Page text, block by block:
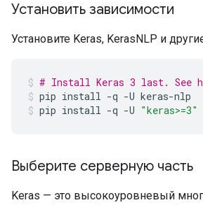
Установить зависимости
Установите Keras, KerasNLP и
# Install Keras 3 last. See
pip install -q -U keras-nlp
pip install -q -U "keras>=3"
Выберите серверную часть
Keras — это высокоуровневый